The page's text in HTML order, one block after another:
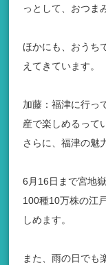
っとして、おつま
ほかにも、おうち
えてきています。
加藤：福津に行っ
産で楽しめるって
さらに、福津の魅
6月16日まで宮地
100種10万株の江
しめます。
また、雨の日でも